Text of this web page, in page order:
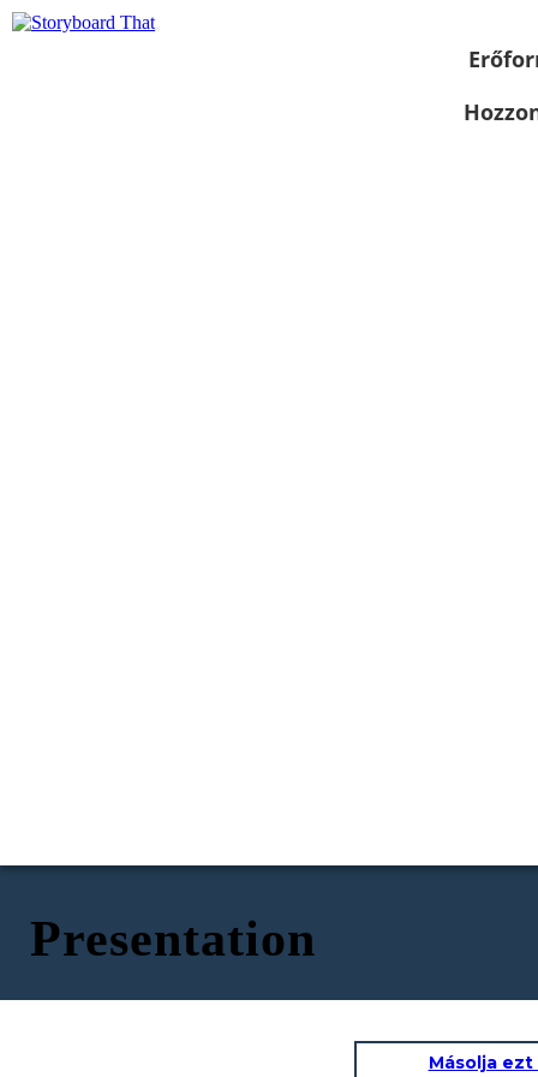
Presentation
Másolja